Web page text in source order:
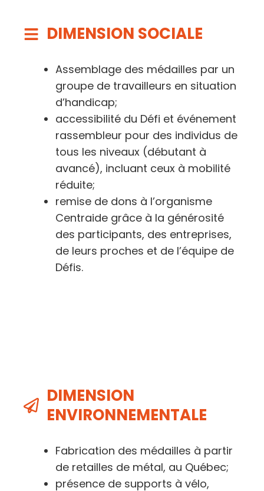
DIMENSION SOCIALE
Assemblage des médailles par un
groupe de travailleurs en situation
d’handicap;
accessibilité du Défi et événement
rassembleur pour des individus de
tous les niveaux (débutant à
avancé), incluant ceux à mobilité
réduite;
remise de dons à l’organisme
Centraide grâce à la générosité
des participants, des entreprises,
de leurs proches et de l’équipe de
Défis.
DIMENSION
ENVIRONNEMENTALE
Fabrication des médailles à partir
de retailles de métal, au Québec;
présence de supports à vélo,